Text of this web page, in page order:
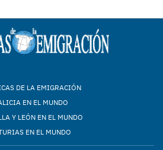
DE LA EMIGRACIÓN
EN EL MUNDO
Y LEÓN EN EL MUNDO
EN EL MUNDO